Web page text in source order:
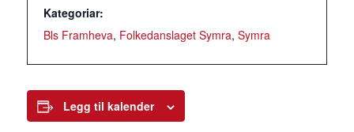
Kategoriar:
Bls Framheva, Folkedanslaget Symra, Symra
Legg til kalender